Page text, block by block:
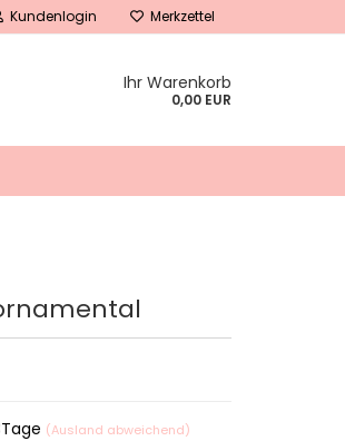
Kundenlogin Merkzettel
Ihr Warenkorb
0,00 EUR
(Ausland abweichend)